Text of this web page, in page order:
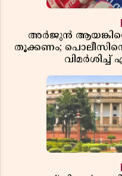
അർജുൻ
തൂക്കണം;